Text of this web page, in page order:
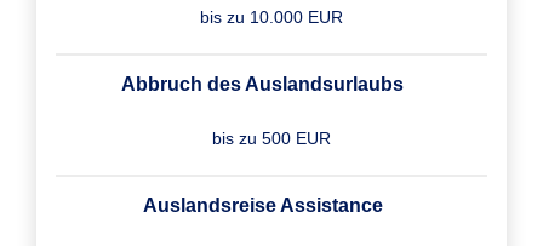
bis zu 10.000 EUR
Abbruch des Auslandsurlaubs
bis zu 500 EUR
Auslandsreise Assistance